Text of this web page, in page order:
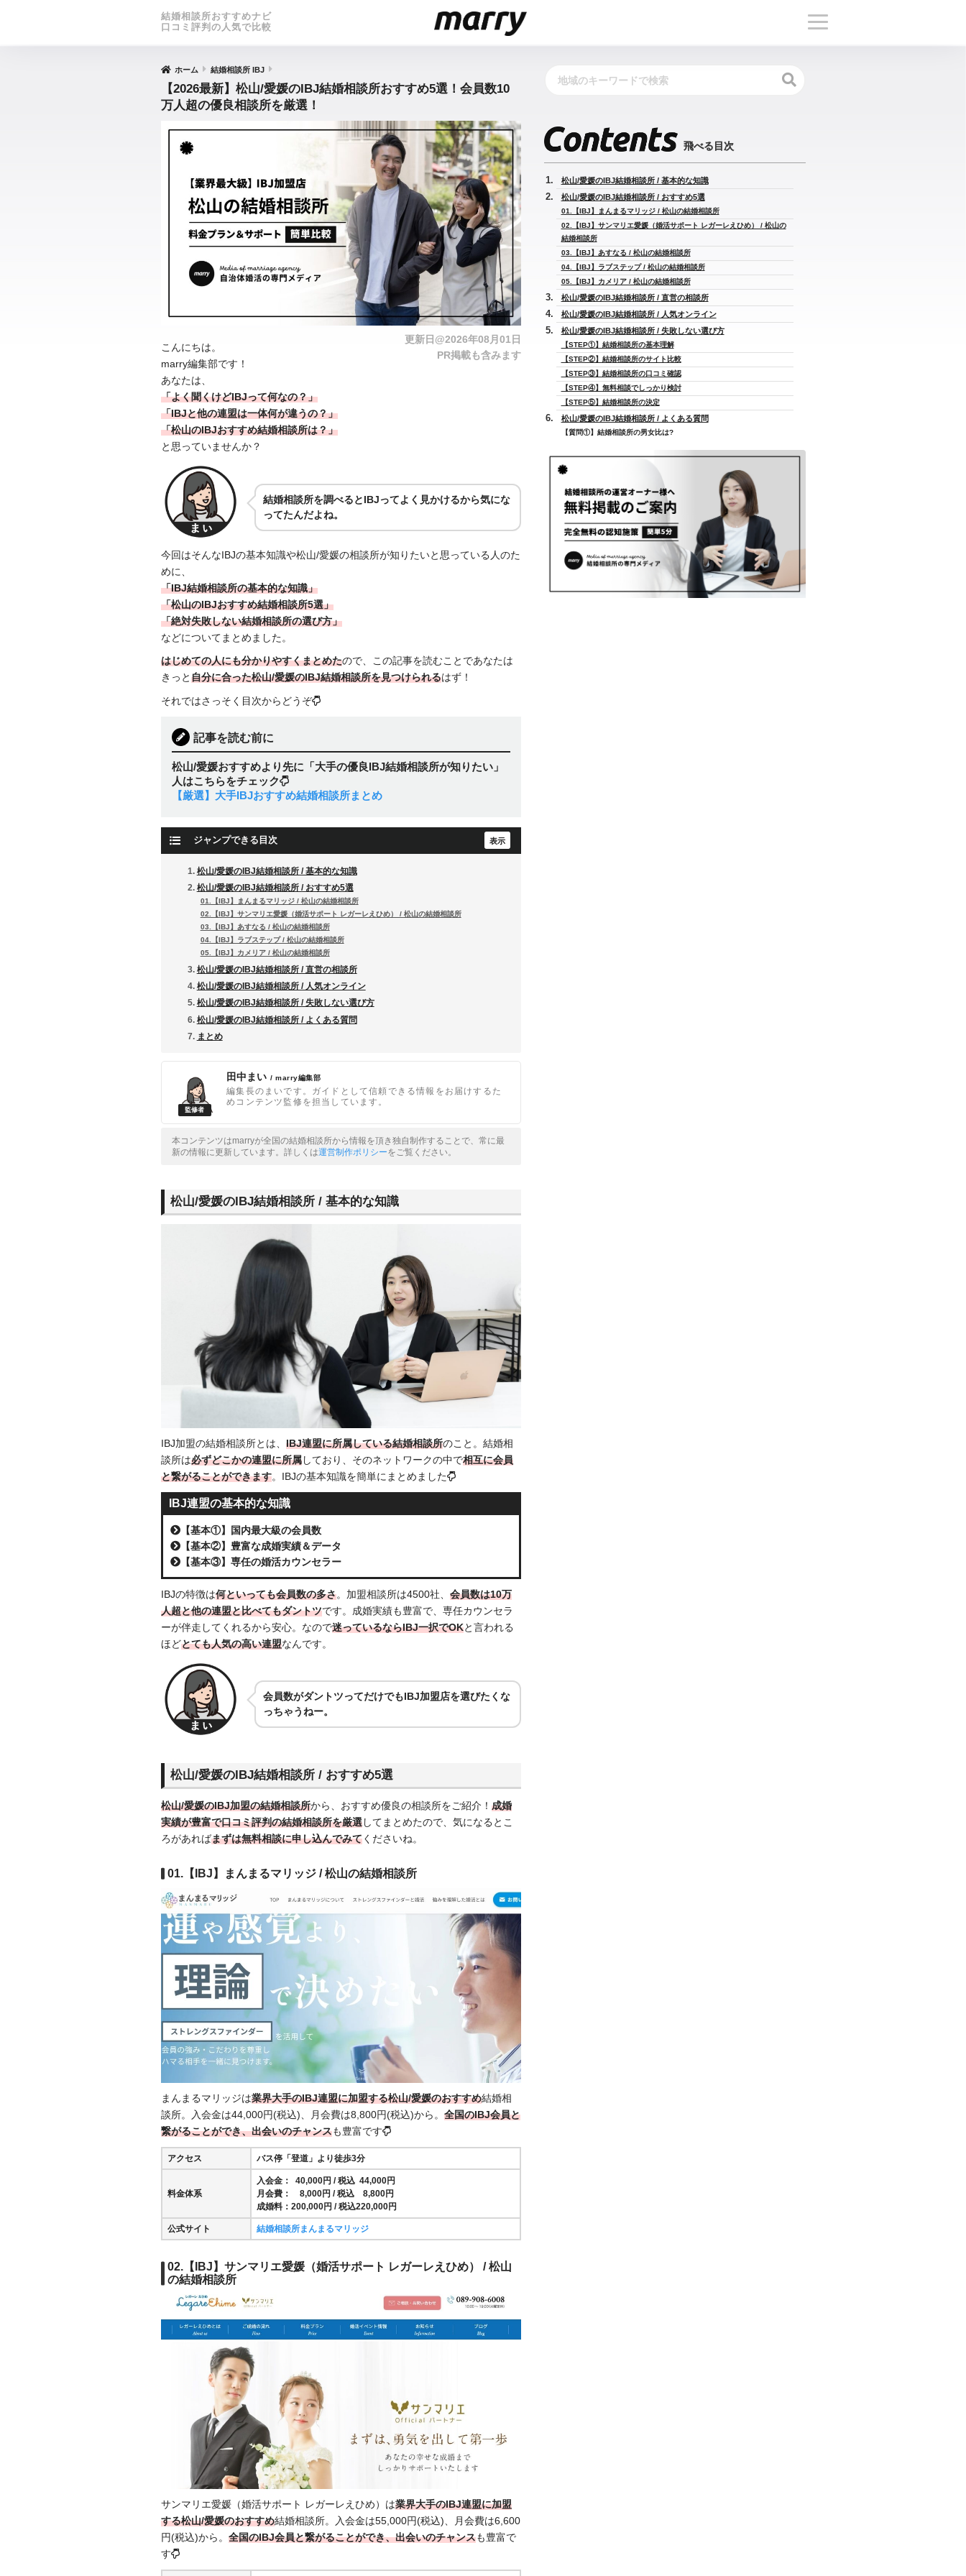
結婚相談所おすすめナビ
口コミ評判の人気で比較
ホーム 結婚相談所 IBJ
【2026最新】松山/愛媛のIBJ結婚相談所おすすめ5選！会員数10
万人超の優良相談所を厳選！
更新日@2026年08月01日
PR掲載も含みます
こんにちは。
marry編集部です！
あなたは、
「よく聞くけどIBJって何なの？」
「IBJと他の連盟は一体何が違うの？」
「松山のIBJおすすめ結婚相談所は？」
と思っていませんか？
結婚相談所を調べるとIBJってよく見かけるから気にな
ってたんだよね。
今回はそんなIBJの基本知識や松山/愛媛の相談所が知りたいと思っている人のた
めに、
「IBJ結婚相談所の基本的な知識」
「松山のIBJおすすめ結婚相談所5選」
「絶対失敗しない結婚相談所の選び方」
などについてまとめました。
はじめての人にも分かりやすくまとめたので、この記事を読むことであなたは
きっと自分に合った松山/愛媛のIBJ結婚相談所を見つけられるはず！
それではさっそく目次からどうぞ
記事を読む前に
松山/愛媛おすすめより先に「大手の優良IBJ結婚相談所が知りたい」
人はこちらをチェック
【厳選】大手IBJおすすめ結婚相談所まとめ
ジャンプできる目次
松山/愛媛のIBJ結婚相談所 / 基本的な知識
松山/愛媛のIBJ結婚相談所 / おすすめ5選
01.【IBJ】まんまるマリッジ / 松山の結婚相談所
02.【IBJ】サンマリエ愛媛（婚活サポート レガーレえひめ） / 松山の結婚相談所
03.【IBJ】あすなる / 松山の結婚相談所
04.【IBJ】ラブステップ / 松山の結婚相談所
05.【IBJ】カメリア / 松山の結婚相談所
松山/愛媛のIBJ結婚相談所 / 直営の相談所
松山/愛媛のIBJ結婚相談所 / 人気オンライン
松山/愛媛のIBJ結婚相談所 / 失敗しない選び方
松山/愛媛のIBJ結婚相談所 / よくある質問
まとめ
田中まい / marry編集部
編集長のまいです。ガイドとして信頼できる情報をお届けするた
めコンテンツ監修を担当しています。
本コンテンツはmarryが全国の結婚相談所から情報を頂き独自制作することで、常に最
新の情報に更新しています。詳しくは運営制作ポリシーをご覧ください。
松山/愛媛のIBJ結婚相談所 / 基本的な知識
IBJ加盟の結婚相談所とは、 IBJ連盟に所属している結婚相談所のこと。結婚相
談所は必ずどこかの連盟に所属しており、そのネットワークの中で相互に会員
と繋がることができます。IBJの基本知識を簡単にまとめました
IBJ連盟の基本的な知識
【基本①】国内最大級の会員数
【基本②】豊富な成婚実績＆データ
【基本③】専任の婚活カウンセラー
IBJの特徴は何といっても会員数の多さ。加盟相談所は4500社、 会員数は10万
人超と他の連盟と比べてもダントツです。成婚実績も豊富で、専任カウンセラ
ーが伴走してくれるから安心。なので迷っているならIBJ一択でOKと言われる
ほどとても人気の高い連盟なんです。
会員数がダントツってだけでもIBJ加盟店を選びたくな
っちゃうねー。
松山/愛媛のIBJ結婚相談所 / おすすめ5選
松山/愛媛のIBJ加盟の結婚相談所から、おすすめ優良の相談所をご紹介！ 成婚
実績が豊富で口コミ評判の結婚相談所を厳選してまとめたので、気になるとこ
ろがあればまずは無料相談に申し込んでみてくださいね。
01.【IBJ】まんまるマリッジ / 松山の結婚相談所
まんまるマリッジは業界大手のIBJ連盟に加盟する松山/愛媛のおすすめ結婚相
談所。入会金は44,000円(税込)、月会費は8,800円(税込)から。 全国のIBJ会員と
繋がることができ、出会いのチャンスも豊富です
アクセス バス停「登道」より徒歩3分
料金体系
入会金： 40,000円 / 税込 44,000円
月会費： 8,000円 / 税込 8,800円
成婚料：200,000円 / 税込220,000円
公式サイト 結婚相談所まんまるマリッジ
02.【IBJ】サンマリエ愛媛（婚活サポート レガーレえひめ） / 松山
の結婚相談所
サンマリエ愛媛（婚活サポート レガーレえひめ）は業界大手のIBJ連盟に加盟
する松山/愛媛のおすすめ結婚相談所。入会金は55,000円(税込)、月会費は6,600
円(税込)から。 全国のIBJ会員と繋がることができ、出会いのチャンスも豊富で
す
松山/愛媛のIBJ結婚相談所 / 基本的な知識
松山/愛媛のIBJ結婚相談所 / おすすめ5選
01.【IBJ】まんまるマリッジ / 松山の結婚相談所
02.【IBJ】サンマリエ愛媛（婚活サポート レガーレえひめ） / 松山の
結婚相談所
03.【IBJ】あすなる / 松山の結婚相談所
04.【IBJ】ラブステップ / 松山の結婚相談所
05.【IBJ】カメリア / 松山の結婚相談所
松山/愛媛のIBJ結婚相談所 / 直営の相談所
松山/愛媛のIBJ結婚相談所 / 人気オンライン
松山/愛媛のIBJ結婚相談所 / 失敗しない選び方
【STEP①】結婚相談所の基本理解
【STEP②】結婚相談所のサイト比較
【STEP③】結婚相談所の口コミ確認
【STEP④】無料相談でしっかり検討
【STEP⑤】結婚相談所の決定
松山/愛媛のIBJ結婚相談所 / よくある質問
【質問①】結婚相談所の男女比は?
【質問④】結婚相談所にサクラはいるの？
【質問⑤】結婚相談所で結婚できますか？
【質問⑥】結婚相談所はなぜ高いのですか？
【質問⑦】結婚相談所とアプリどっちがいい？
【質問⑧】結婚相談所はどんな人が多いですか？
【質問⑨】結婚相談所で人気がある男性特徴は？
【質問⑩】結婚相談所で人気がある女性特徴は？